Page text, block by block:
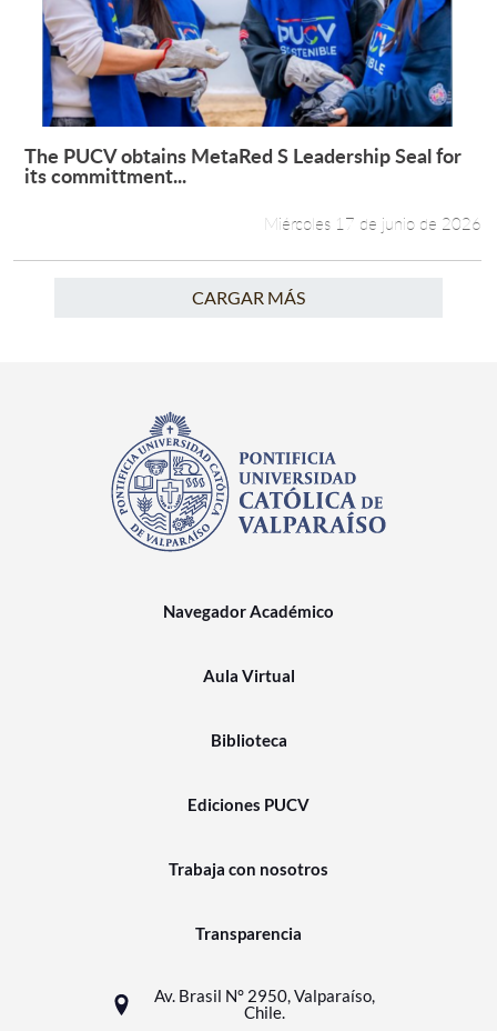
Leer más +
The PUCV obtains MetaRed S Leadership Seal for
its committment...
Miércoles 17 de junio de 2026
CARGAR MÁS
Navegador Académico
Aula Virtual
Biblioteca
Ediciones PUCV
Trabaja con nosotros
Transparencia
Av. Brasil N° 2950, Valparaíso,
Chile.